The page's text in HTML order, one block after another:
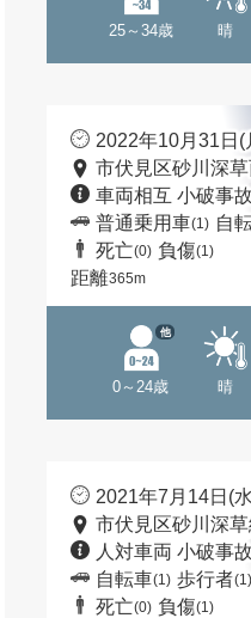
25～34歳 晴
2022年10月31日(
市伏見区砂川深
車両相互 小破事故
普通乗用車(1) 自
死亡(0) 負傷(1)
距離365m
0～24歳
他
晴
2021年7月14日(
市伏見区砂川深
人対車両 小破事故
自転車(1) 歩行者(1)
死亡(0) 負傷(1)